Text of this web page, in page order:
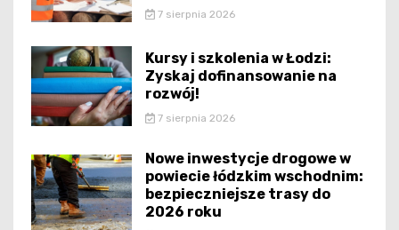
7 sierpnia 2026
Kursy i szkolenia w Łodzi:
Zyskaj dofinansowanie na
rozwój!
7 sierpnia 2026
Nowe inwestycje drogowe w
powiecie łódzkim wschodnim:
bezpieczniejsze trasy do
2026 roku